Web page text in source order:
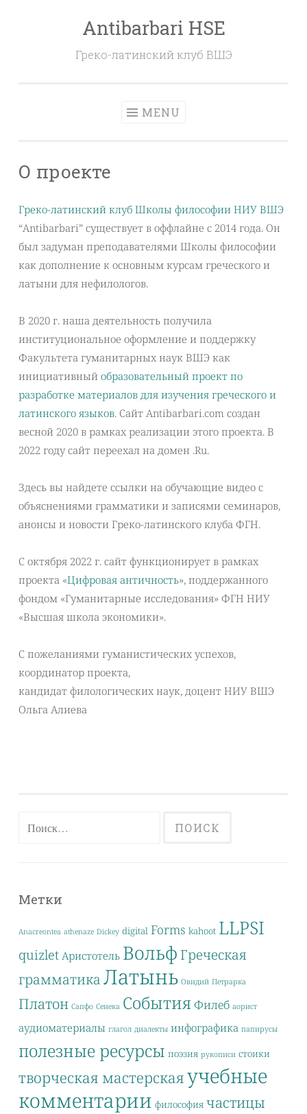
Antibarbari HSE
Греко-латинский клуб ВШЭ
MENU
О проекте
Греко-латинский клуб Школы философии НИУ ВШЭ
“Antibarbari” существует в оффлайне с 2014 года. Он
был задуман преподавателями Школы философии
как дополнение к основным курсам греческого и
латыни для нефилологов.
В 2020 г. наша деятельность получила
институциональное оформление и поддержку
Факультета гуманитарных наук ВШЭ как
инициативный образовательный проект по
разработке материалов для изучения греческого и
латинского языков. Сайт Antibarbari.com создан
весной 2020 в рамках реализации этого проекта. В
2022 году сайт переехал на домен .Ru.
Здесь вы найдете ссылки на обучающие видео с
объяснениями грамматики и записями семинаров,
анонсы и новости Греко-латинского клуба ФГН.
С октября 2022 г. сайт функционирует в рамках
проекта «Цифровая античность», поддержанного
фондом «Гуманитарные исследования» ФГН НИУ
«Высшая школа экономики».
С пожеланиями гуманистических успехов,
координатор проекта,
кандидат филологических наук, доцент НИУ ВШЭ
Ольга Алиева
Найти:
Метки
Anacreontea athenaze Dickey digital Forms kahoot LLPSI
quizlet Аристотель Вольф Греческая
грамматикаЛатынь Овидий Петрарка
Платон Сапфо Сенека События Филеб аорист
аудиоматериалы глагол диалекты инфографика папирусы
полезные ресурсы поэзия рукописи стоики
творческая мастерскаяучебные
комментарии философия частицы